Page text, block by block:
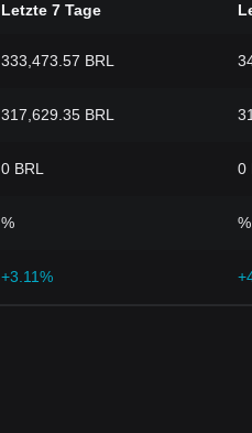
Letzte 7 Tage
333,473.57 BRL
317,629.35 BRL
0 BRL 0
% %
+3.11%